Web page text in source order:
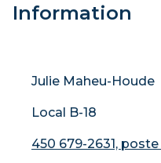
Information
Julie Maheu-Houde
Local B-18
450 679-2631,